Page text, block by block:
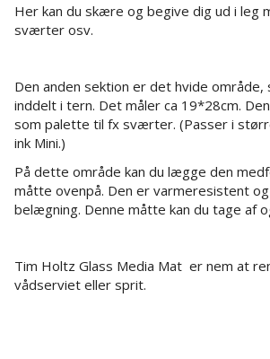
Her kan du skære og begive dig ud i leg
sværter osv.
Den anden sektion er det hvide område,
inddelt i tern. Det måler ca 19*28cm.
som palette til fx sværter. (Passer i
ink Mini.)
På dette område kan du lægge den
måtte ovenpå. Den er varmeresistent
belægning. Denne måtte kan du tage af
Tim Holtz Glass Media Mat er nem at
vådserviet eller sprit.